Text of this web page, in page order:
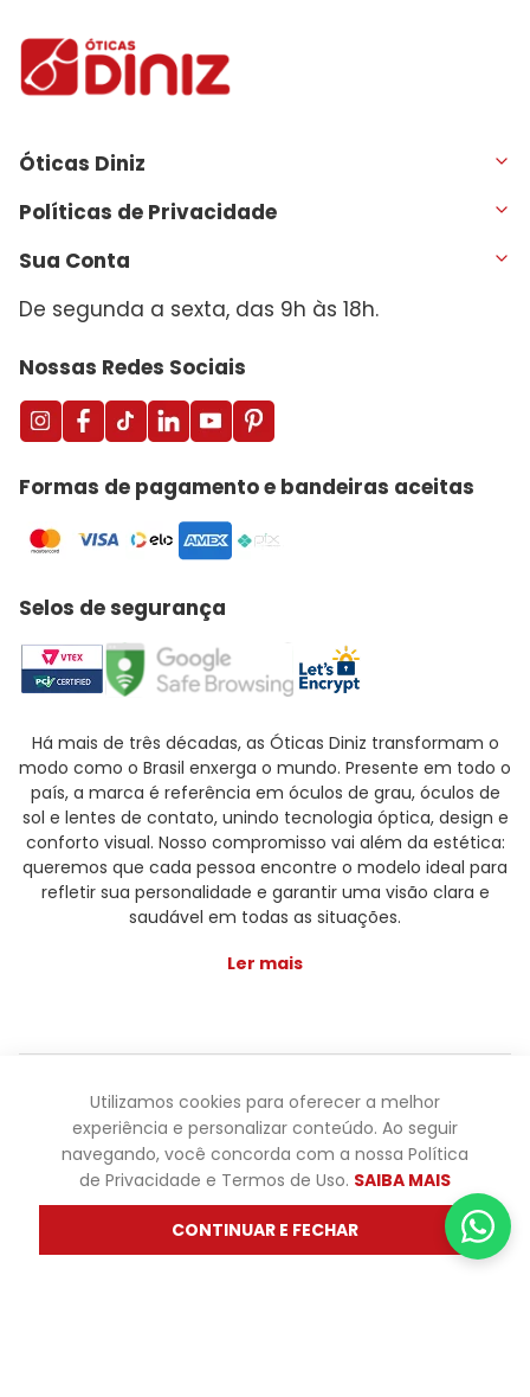
Óticas Diniz
Políticas de Privacidade
Sua Conta
De segunda a sexta, das 9h às 18h.
Nossas Redes Sociais
Formas de pagamento e bandeiras aceitas
Selos de segurança
Há mais de três décadas, as Óticas Diniz transformam o
modo como o Brasil enxerga o mundo. Presente em todo o
país, a marca é referência em óculos de grau, óculos de
sol e lentes de contato, unindo tecnologia óptica, design e
conforto visual. Nosso compromisso vai além da estética:
queremos que cada pessoa encontre o modelo ideal para
refletir sua personalidade e garantir uma visão clara e
saudável em todas as situações.
Ler mais
Óticas Diniz ® - Todos os direitos reservados - Os preços e
promoções são válidas apenas para produtos vendidos
pela oticasdiniz.com.br. Os preços de lojas físicas podem
variar. Não fazemos trocas em lojas físicas, apenas pelo
atendimento.
Utilizamos cookies para oferecer a melhor
experiência e personalizar conteúdo. Ao seguir
navegando, você concorda com a nossa Política
de Privacidade e Termos de Uso. SAIBA MAIS
CONTINUAR E FECHAR